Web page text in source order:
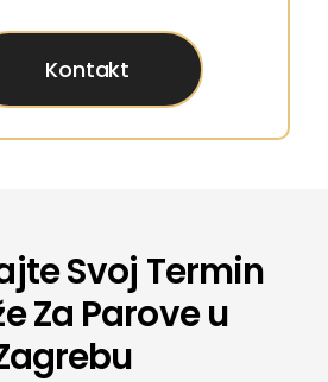
Kontakt
Svoj Termin
Za Parove u